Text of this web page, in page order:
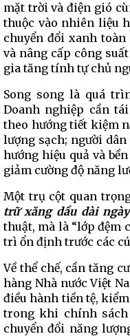
mặt trời và điện gió
thuộc vào nhiên liệu
chuyển đổi xanh
và nâng cấp công
gia tăng tính tự chủ
Song song là quá
Doanh nghiệp cần
theo hướng tiết kiệm
lượng sạch; người
hướng hiệu quả và
giảm cường độ năng
Một trụ cột quan
trữ xăng dầu dài ngày
thuật, mà là “lớp đệm
trì ổn định trước các
Về thể chế, cần tăng
hàng Nhà nước Việt
điều hành tiền tệ,
trong khi chính
chuyển đổi năng